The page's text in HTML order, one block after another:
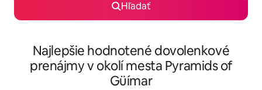
Hľadať
Najlepšie hodnotené dovolenkové
prenájmy v okolí mesta Pyramids of
Güímar